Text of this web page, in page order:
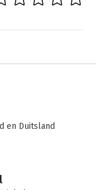
en Duitsland